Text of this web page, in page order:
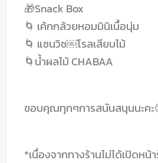
🎁Snack Box
🌀 เค้กกล้วยหอมมินิเนื้อนุ่ม
🌀 แซนวิช￼โรลเสียบไม้
🌀น้ำผลไม้ CHABAA
ขอบคุณทุกๆการสนันสนุนนะคะ
*เนื่องจากทางร้านไม่ได้เปิดหน้